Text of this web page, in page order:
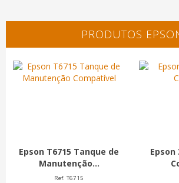
PRODUTOS
Epson T6715 Tanque de
Manutenção...
Ref. T6715
Epson